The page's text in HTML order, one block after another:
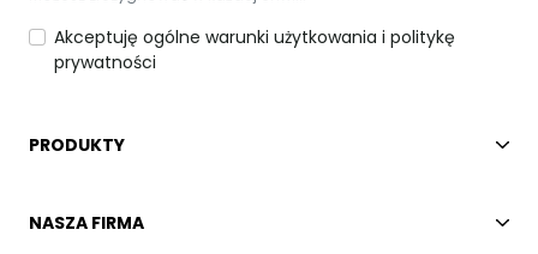
Akceptuję ogólne warunki użytkowania i politykę
prywatności
PRODUKTY
NASZA FIRMA